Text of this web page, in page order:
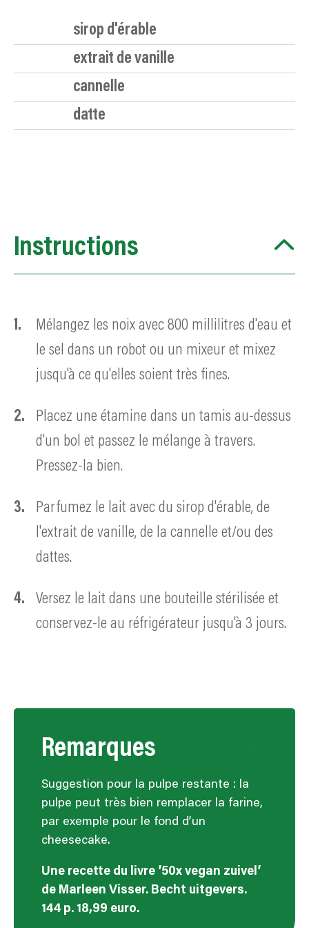
sirop d'érable
extrait de vanille
cannelle
datte
Instructions
Mélangez les noix avec 800 millilitres d'eau et
le sel dans un robot ou un mixeur et mixez
jusqu'à ce qu'elles soient très fines.
Placez une étamine dans un tamis au-dessus
d'un bol et passez le mélange à travers.
Pressez-la bien.
Parfumez le lait avec du sirop d'érable, de
l'extrait de vanille, de la cannelle et/ou des
dattes.
Versez le lait dans une bouteille stérilisée et
conservez-le au réfrigérateur jusqu'à 3 jours.
Remarques
Suggestion pour la pulpe restante : la
pulpe peut très bien remplacer la farine,
par exemple pour le fond d’un
cheesecake.
Une recette du livre ’50x vegan zuivel’
de Marleen Visser. Becht uitgevers.
144 p. 18,99 euro.